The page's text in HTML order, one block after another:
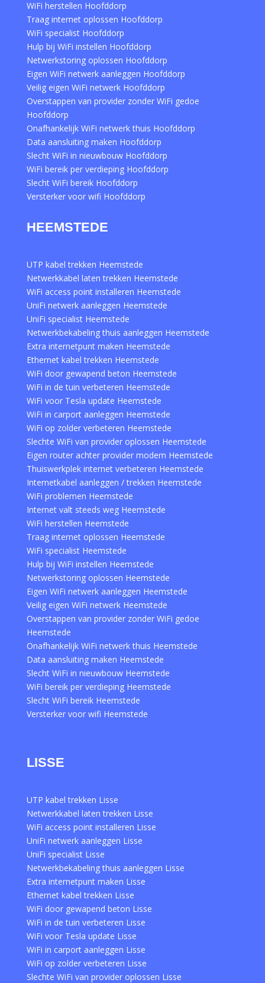
WiFi herstellen Hoofddorp
Traag internet oplossen Hoofddorp
WiFi specialist Hoofddorp
Hulp bij WiFi instellen Hoofddorp
Netwerkstoring oplossen Hoofddorp
Eigen WiFi netwerk aanleggen Hoofddorp
Veilig eigen WiFi netwerk Hoofddorp
Overstappen van provider zonder WiFi gedoe
Hoofddorp
Onafhankelijk WiFi netwerk thuis Hoofddorp
Data aansluiting maken Hoofddorp
Slecht WiFi in nieuwbouw Hoofddorp
WiFi bereik per verdieping Hoofddorp
Slecht WiFi bereik Hoofddorp
Versterker voor wifi Hoofddorp
HEEMSTEDE
UTP kabel trekken Heemstede
Netwerkkabel laten trekken Heemstede
WiFi access point installeren Heemstede
UniFi netwerk aanleggen Heemstede
UniFi specialist Heemstede
Netwerkbekabeling thuis aanleggen Heemstede
Extra internetpunt maken Heemstede
Ethernet kabel trekken Heemstede
WiFi door gewapend beton Heemstede
WiFi in de tuin verbeteren Heemstede
WiFi voor Tesla update Heemstede
WiFi in carport aanleggen Heemstede
WiFi op zolder verbeteren Heemstede
Slechte WiFi van provider oplossen Heemstede
Eigen router achter provider modem Heemstede
Thuiswerkplek internet verbeteren Heemstede
Internetkabel aanleggen / trekken Heemstede
WiFi problemen Heemstede
Internet valt steeds weg Heemstede
WiFi herstellen Heemstede
Traag internet oplossen Heemstede
WiFi specialist Heemstede
Hulp bij WiFi instellen Heemstede
Netwerkstoring oplossen Heemstede
Eigen WiFi netwerk aanleggen Heemstede
Veilig eigen WiFi netwerk Heemstede
Overstappen van provider zonder WiFi gedoe
Heemstede
Onafhankelijk WiFi netwerk thuis Heemstede
Data aansluiting maken Heemstede
Slecht WiFi in nieuwbouw Heemstede
WiFi bereik per verdieping Heemstede
Slecht WiFi bereik Heemstede
Versterker voor wifi Heemstede
LISSE
UTP kabel trekken Lisse
Netwerkkabel laten trekken Lisse
WiFi access point installeren Lisse
UniFi netwerk aanleggen Lisse
UniFi specialist Lisse
Netwerkbekabeling thuis aanleggen Lisse
Extra internetpunt maken Lisse
Ethernet kabel trekken Lisse
WiFi door gewapend beton Lisse
WiFi in de tuin verbeteren Lisse
WiFi voor Tesla update Lisse
WiFi in carport aanleggen Lisse
WiFi op zolder verbeteren Lisse
Slechte WiFi van provider oplossen Lisse